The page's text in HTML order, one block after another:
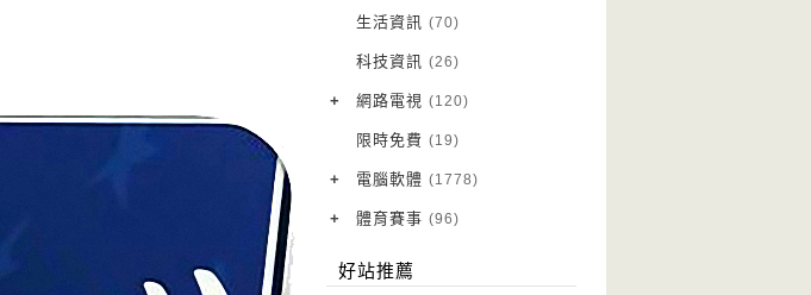
電腦遊戲
iOS 軟體
Root 相關
越獄JB
生活資訊 (70)
科技資訊 (26)
+ 網路電視 (120)
電視影集
電視節目
限時免費 (19)
+ 電腦軟體 (1778)
作業系統
優化軟體 (38)
+ 體育賽事 (96)
好站推薦